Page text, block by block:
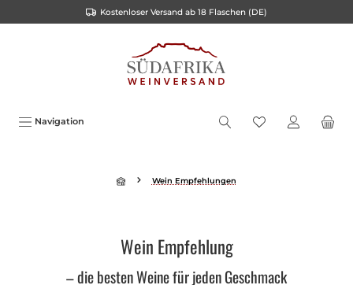
Kostenloser Versand ab 18 Flaschen (DE)
Navigation
Wein Empfehlungen
Wein Empfehlung
– die besten Weine für jeden Geschmack